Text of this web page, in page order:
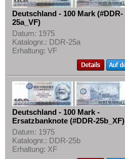
Deutschland - 100 Mark (#DDR-
25a_VF)
Datum: 1975
Katalognr.: DDR-25a
Erhaltung: VF
Deutschland - 100 Mark -
Ersatzbanknote (#DDR-25b_XF)
Datum: 1975
Katalognr.: DDR-25b
Erhaltung: XF